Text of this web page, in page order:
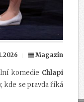
Magazín
komedie Chlapi
kde se pravda říká